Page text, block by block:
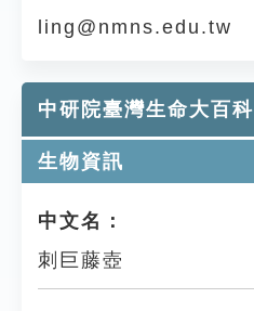
ling@nmns.edu.tw
中研院臺灣生命大百科
生物資訊
中文名：
刺巨藤壺